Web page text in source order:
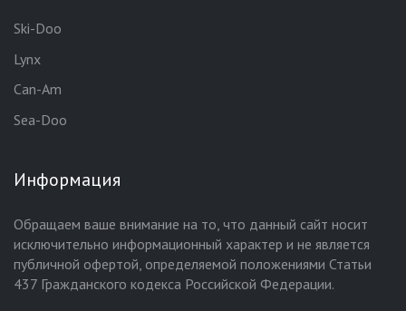
Ski-Doo
Lynx
Can-Am
Sea-Doo
Информация
Обращаем ваше внимание на то, что данный сайт носит
исключительно информационный характер и не является
публичной офертой, определяемой положениями Статьи
437 Гражданского кодекса Российской Федерации.